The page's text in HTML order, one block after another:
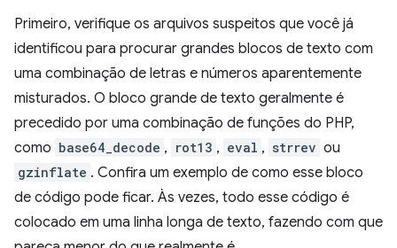
Primeiro, verifique os arquivos suspeitos que você já
identificou para procurar grandes blocos de texto com
uma combinação de letras e números aparentemente
misturados. O bloco grande de texto geralmente é
precedido por uma combinação de funções do PHP,
como base64_decode , rot13 , eval , strrev ou
gzinflate . Confira um exemplo de como esse bloco
de código pode ficar. Às vezes, todo esse código é
colocado em uma linha longa de texto, fazendo com que